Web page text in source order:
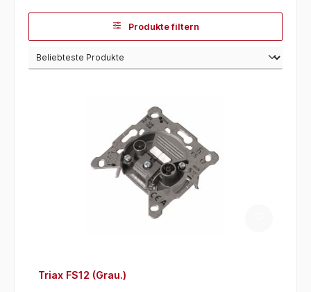
Produkte filtern
Triax FS12 (Grau.)